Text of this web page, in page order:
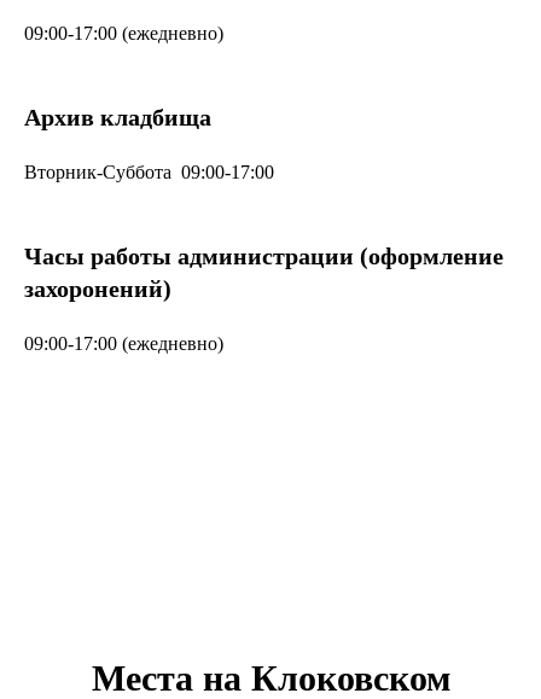
09:00-17:00 (ежедневно)
Архив кладбища
Вторник-Суббота 09:00-17:00
Часы работы администрации (оформление
захоронений)
09:00-17:00 (ежедневно)
Места на Клоковском